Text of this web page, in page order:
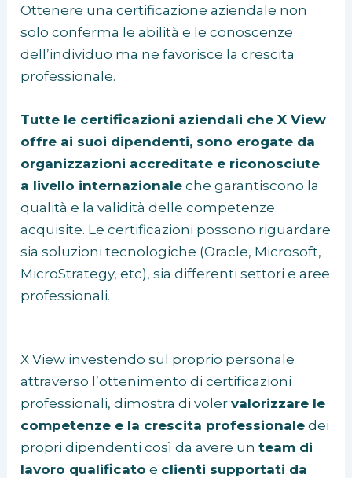
Ottenere una certificazione aziendale non
solo conferma le abilità e le conoscenze
dell’individuo ma ne favorisce la crescita
professionale.
Tutte le certificazioni aziendali che X View
offre ai suoi dipendenti, sono erogate da
organizzazioni accreditate e riconosciute
a livello internazionale che garantiscono la
qualità e la validità delle competenze
acquisite. Le certificazioni possono riguardare
sia soluzioni tecnologiche (Oracle, Microsoft,
MicroStrategy, etc), sia differenti settori e aree
professionali.
X View investendo sul proprio personale
attraverso l’ottenimento di certificazioni
professionali, dimostra di volervalorizzare le
competenze e la crescita professionale dei
propri dipendenti così da avere unteam di
lavoro qualificato e clienti supportati da